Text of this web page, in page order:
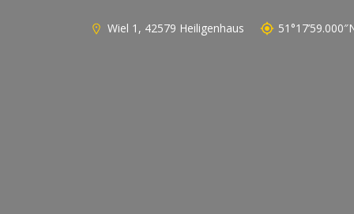
Wiel 1, 42579 Heiligenhaus